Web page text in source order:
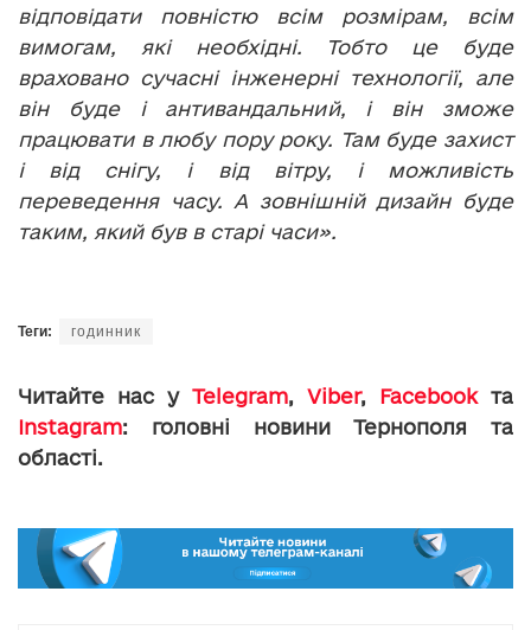
відповідати повністю всім розмірам, всім
вимогам, які необхідні. Тобто це буде
враховано сучасні інженерні технології, але
він буде і антивандальний, і він зможе
працювати в любу пору року. Там буде захист
і від снігу, і від вітру, і можливість
переведення часу. А зовнішній дизайн буде
таким, який був в старі часи».
Теги: годинник
Читайте нас у Telegram, Viber, Facebookта
Instagram: головні новини Тернополя та
області.